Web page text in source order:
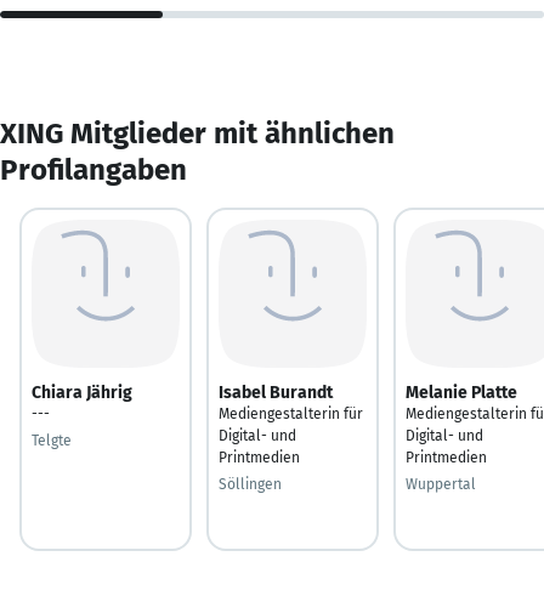
XING Mitglieder mit ähnlichen
Profilangaben
Chiara Jährig
---
Telgte
Isabel Burandt
Mediengestalterin für
Digital- und
Printmedien
Söllingen
Melanie Platte
Mediengestalterin
Digital- und
Printmedien
Wuppertal